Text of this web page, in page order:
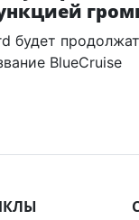
будет
BlueCruise